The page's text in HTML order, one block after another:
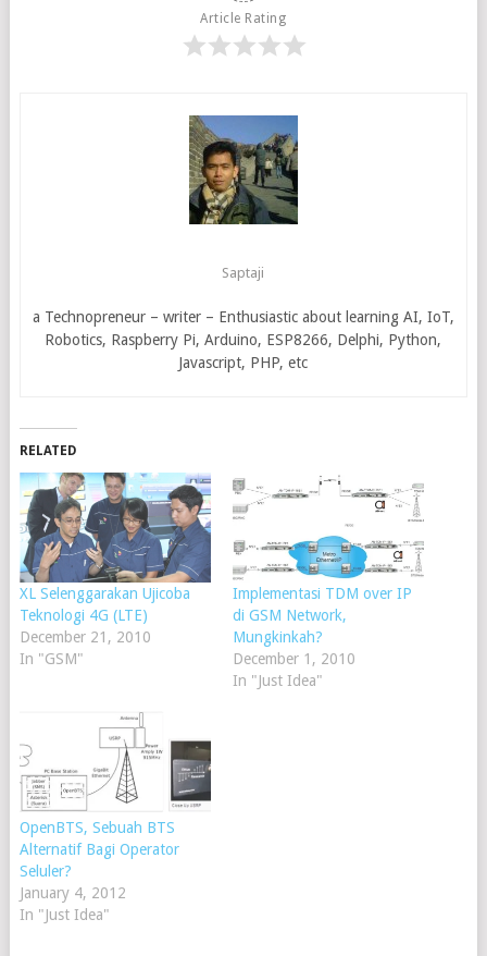
Article Rating
Saptaji
a Technopreneur – writer – Enthusiastic about learning AI, IoT,
Robotics, Raspberry Pi, Arduino, ESP8266, Delphi, Python,
Javascript, PHP, etc
RELATED
XL Selenggarakan Ujicoba
Teknologi 4G (LTE)
December 21, 2010
In "GSM"
Implementasi TDM over IP
di GSM Network,
Mungkinkah?
December 1, 2010
In "Just Idea"
OpenBTS, Sebuah BTS
Alternatif Bagi Operator
Seluler?
January 4, 2012
In "Just Idea"